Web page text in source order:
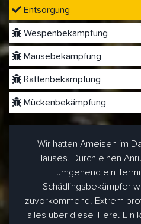
Entsorgung
Wespenbekämpfung
Mäusebekämpfung
Rattenbekämpfung
Mückenbekämpfung
Wir hatten Ameisen im
Hauses. Durch einen
umgehend ein
Schädlingsbekämpfer
zuvorkommend. Extrem
alles über diese Tiere. Ein